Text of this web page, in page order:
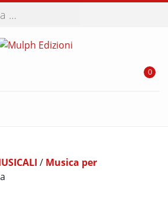
0
/ Musica per